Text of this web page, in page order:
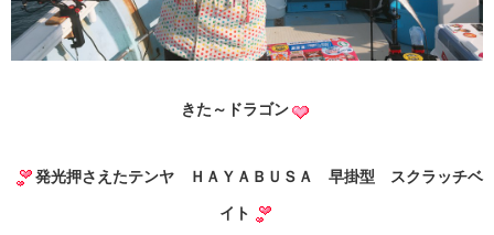
きた～ドラゴン
発光押さえたテンヤ ＨＡＹＡＢＵＳＡ 早掛型 スクラッチベ
イト